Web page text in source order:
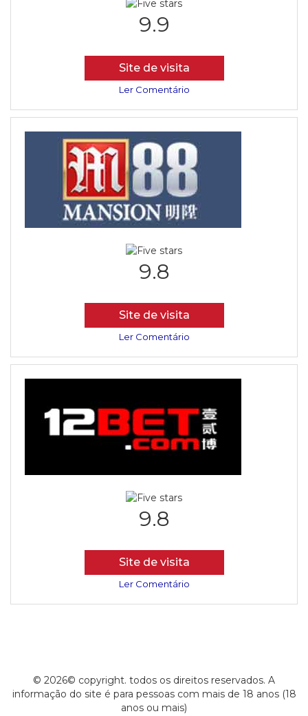
9.9
Site de visita
Ler Comentário
9.8
Site de visita
Ler Comentário
9.8
Site de visita
Ler Comentário
© 2026© copyright. todos os direitos reservados. A
informação do site é para pessoas com mais de 18 anos (18
anos ou mais)